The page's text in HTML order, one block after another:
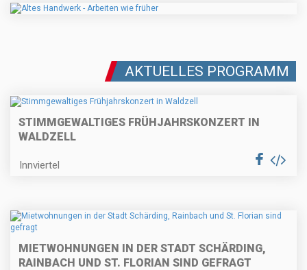
AKTUELLES PROGRAMM
STIMMGEWALTIGES FRÜHJAHRSKONZERT IN
WALDZELL
Innviertel
MIETWOHNUNGEN IN DER STADT SCHÄRDING,
RAINBACH UND ST. FLORIAN SIND GEFRAGT